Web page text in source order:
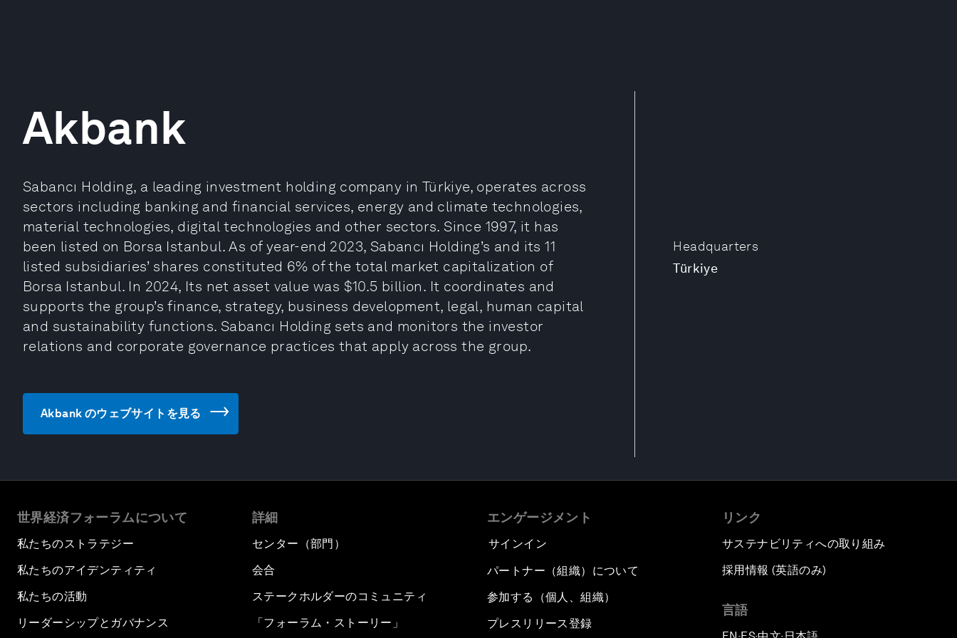
Headquarters
Türkiye
Akbank
Sabancı Holding, a leading investment holding company in Türkiye, operates across
sectors including banking and financial services, energy and climate technologies,
material technologies, digital technologies and other sectors. Since 1997, it has
been listed on Borsa Istanbul. As of year-end 2023, Sabancı Holding’s and its 11
listed subsidiaries’ shares constituted 6% of the total market capitalization of
Borsa Istanbul. In 2024, Its net asset value was $10.5 billion. It coordinates and
supports the group’s finance, strategy, business development, legal, human capital
and sustainability functions. Sabancı Holding sets and monitors the investor
relations and corporate governance practices that apply across the group.
Akbank のウェブサイトを見る
世界経済フォーラムについて
私たちのストラテジー
私たちのアイデンティティ
私たちの活動
リーダーシップとガバナンス
詳細
センター（部門）
会合
ステークホルダーのコミュニティ
「フォーラム・ストーリー」
エンゲージメント
サインイン
パートナー（組織）について
参加する（個人、組織）
プレスリリース登録
リンク
サステナビリティへの取り組み
採用情報 (英語のみ)
言語
▪ ▪ ▪